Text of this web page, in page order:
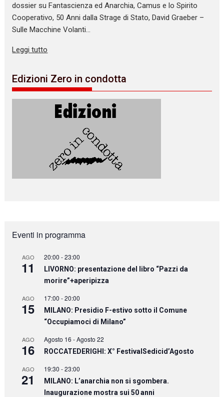
dossier su Fantascienza ed Anarchia, Camus e lo Spirito
Cooperativo, 50 Anni dalla Strage di Stato, David Graeber –
Sulle Macchine Volanti…
Leggi tutto
Edizioni Zero in condotta
Eventi in programma
AGO
11
20:00 -23:00
LIVORNO: presentazione del libro “Pazzi da
morire”+aperipizza
AGO
15
17:00 -20:00
MILANO: Presidio F-estivo sotto il Comune
“Occupiamoci di Milano”
AGO
16
Agosto 16 -Agosto 22
ROCCATEDERIGHI: X° FestivalSedicid’Agosto
AGO
21
19:30 -23:00
MILANO: L’anarchia non si sgombera.
Inaugurazione mostra sui 50 anni